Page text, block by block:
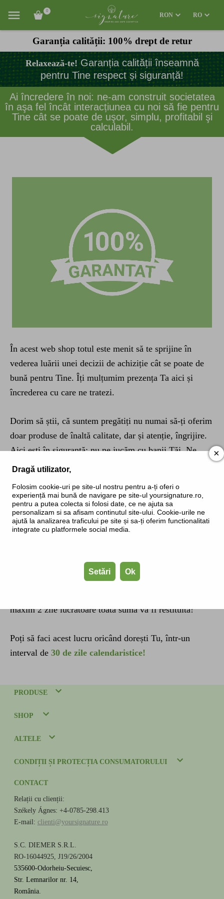
0
RON RO
Garanția calității: 100% drept de retur
Relaxează-te! Garanția calității înseamnă
pentru Tine respect și siguranță!
Ai încredere în noi: ne-am construit societatea
în aşa fel încât interacțiunea cu noi să fie pentru
Tine cât se poate de uşor, simplu, profitabil şi
calculabil.
În acest web shop totul este menit să te sprijine în
vederea luării unei decizii de achiziție cât se poate de
bună pentru Tine. Îți mulțumim prezența Ta aici și
încrederea cu care ne tratezi.
Dorim să știi, că suntem pregătiți nu numai să-ți oferim
doar produse de înaltă calitate, dar și atenție, îngrijire.
Aici ești în siguranță: nu ne jucăm cu banii Tăi. Ne
străduim să Te simți bine aici, să găsești ceea ce-ți
produsele noastre.
Dacă totuși se întâmplă ceva neprevăzut și din anumite
nici o problemă. Nu trebuie să faci altceva, decât să ne
trimiți produsul achiziționat cu o simplă cerere de
maxim 2 zile lucrătoare toată suma va fi restituită!
Poți să faci acest lucru oricând dorești Tu, într-un
interval de 30 de zile calendaristice!
PRODUSE
SHOP
ALTELE
CONDIȚII ȘI PROTECȚIA CONSUMATORULUI
CONTACT
Relații cu clienții:
Székely Ágnes: +4-0785-298.413
E-mail: clienti@yoursignature.ro
S.C. DIEMER S.R.L.
RO-16044925, J19/26/2004
535600-Odorheiu-Secuiesc,
Str. Lemnarilor nr. 14,
România.
×
Dragă utilizator,
Folosim cookie-uri pe site-ul nostru pentru a-ți oferi o
experiență mai bună de navigare pe site-ul yoursignature.ro,
pentru a putea colecta si folosi date, ce ne ajuta sa
personalizam si sa afisam continutul site-ului. Cookie-urile ne
ajută la analizarea traficului pe site și sa-ți oferim functionalitati
integrate cu platformele social media.
Setări Ok